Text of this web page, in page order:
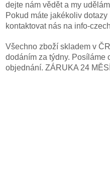
dejte nám vědět a my
Pokud máte jakékoliv
kontaktovat nás na info-
Všechno zboží skladem v
dodáním za týdny. Posíláme
objednání. ZÁRUKA 24